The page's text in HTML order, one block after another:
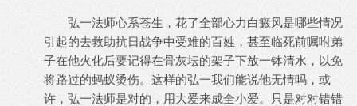
弘一法师心系苍生，花了全部心力白癜风是哪些情况
引起的去救助抗日战争中受难的百姓，甚至临死前嘱咐弟
子在他火化后要记得在骨灰坛的架子下放一钵清水，以免
将路过的蚂蚁烫伤。这样的弘一我们能说他无情吗，或
许，弘一法师是对的，用大爱来成全小爱。只是对对错错